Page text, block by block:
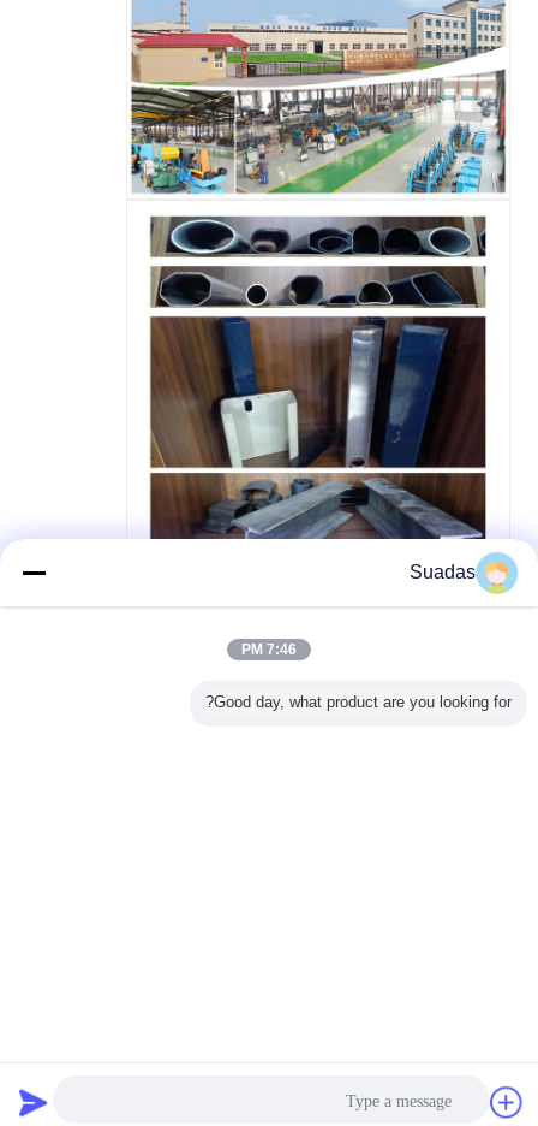
دردشة
Suadas
7:46 PM
Good day, what product are you looking for?